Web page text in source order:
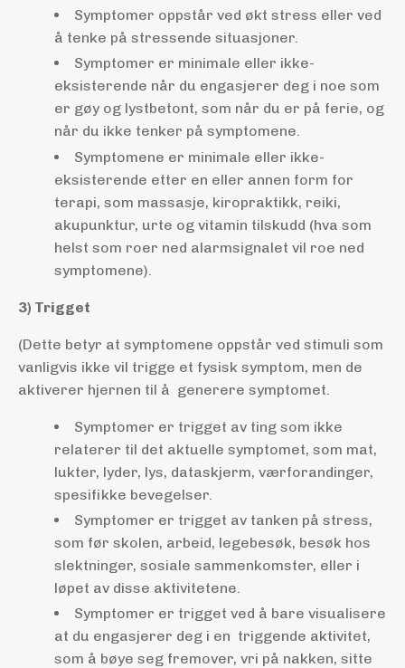
Symptomer oppstår ved økt stress eller ved
å tenke på stressende situasjoner.
Symptomer er minimale eller ikke-
eksisterende når du engasjerer deg i noe som
er gøy og lystbetont, som når du er på ferie, og
når du ikke tenker på symptomene.
Symptomene er minimale eller ikke-
eksisterende etter en eller annen form for
terapi, som massasje, kiropraktikk, reiki,
akupunktur, urte og vitamin tilskudd (hva som
helst som roer ned alarmsignalet vil roe ned
symptomene).
3) Trigget
(Dette betyr at symptomene oppstår ved stimuli som
vanligvis ikke vil trigge et fysisk symptom, men de
aktiverer hjernen til å generere symptomet.
Symptomer er trigget av ting som ikke
relaterer til det aktuelle symptomet, som mat,
lukter, lyder, lys, dataskjerm, værforandinger,
spesifikke bevegelser.
Symptomer er trigget av tanken på stress,
som før skolen, arbeid, legebesøk, besøk hos
slektninger, sosiale sammenkomster, eller i
løpet av disse aktivitetene.
Symptomer er trigget ved å bare visualisere
at du engasjerer deg i en triggende aktivitet,
som å bøye seg fremover, vri på nakken, sitte